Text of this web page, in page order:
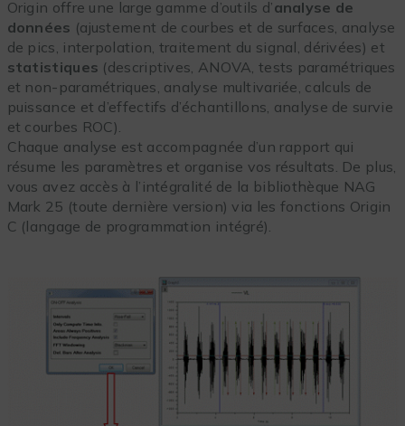
Origin offre une large gamme d’outils d’analyse de
données (ajustement de courbes et de surfaces, analyse
de pics, interpolation, traitement du signal, dérivées) et
statistiques (descriptives, ANOVA, tests paramétriques
et non-paramétriques, analyse multivariée, calculs de
puissance et d’effectifs d’échantillons, analyse de survie
et courbes ROC).
Chaque analyse est accompagnée d’un rapport qui
résume les paramètres et organise vos résultats. De plus,
vous avez accès à l’intégralité de la bibliothèque NAG
Mark 25 (toute dernière version) via les fonctions Origin
C (langage de programmation intégré).